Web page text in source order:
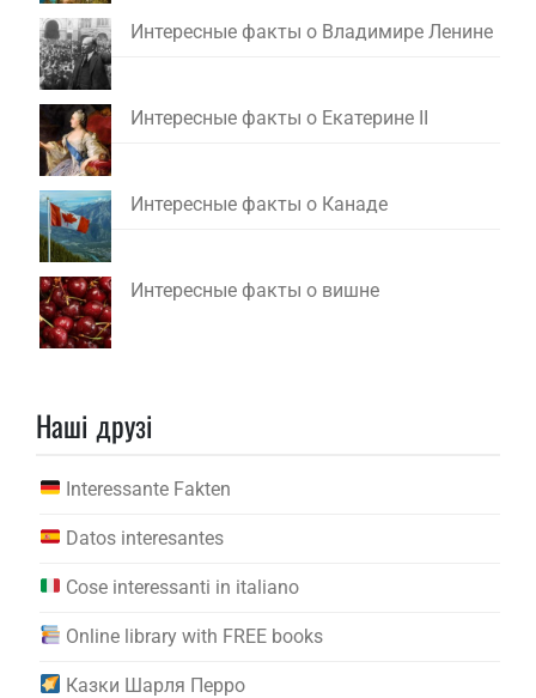
Интересные факты о Владимире Ленине
Интересные факты о Екатерине II
Интересные факты о Канаде
Интересные факты о вишне
Наші друзі
Interessante Fakten
Datos interesantes
Cose interessanti in italiano
Online library with FREE books
Казки Шарля Перро